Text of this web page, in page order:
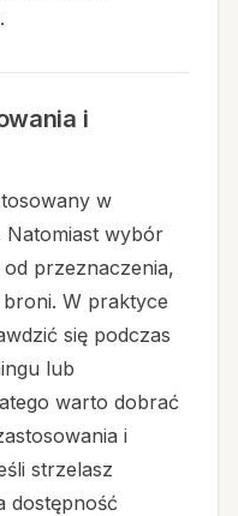
i
w
Natomiast wybór
przeznaczenia,
W praktyce
się podczas
lub
warto dobrać
i
strzelasz
dostępność